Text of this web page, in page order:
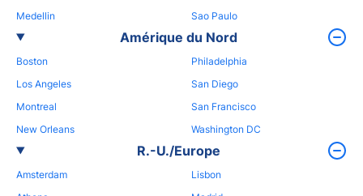
Medellin
Sao Paulo
Amérique du Nord
Boston
Los Angeles
Montreal
New Orleans
Philadelphia
San Diego
San Francisco
Washington DC
R.-U./Europe
Amsterdam
Lisbon